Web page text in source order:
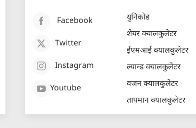
Facebook
Twitter
Instagram
Youtube
युनिकोड
शेयर क्यालकुलेटर
ईएमआई क्यालकुलेटर
ल्यान्ड क्यालकुलेटर
वजन क्यालकुलेटर
तापमान क्यालकुलेटर